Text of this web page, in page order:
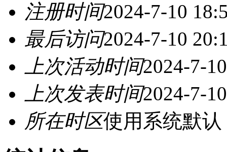
注册时间2024-7-10
最后访问2024-7-10
上次活动时间2024-7-
上次发表时间2024-7-
所在时区使用系统默认